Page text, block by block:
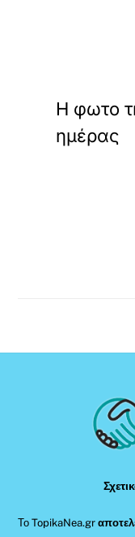
Η φωτο
ημέρας
Το TopikaNea.gr